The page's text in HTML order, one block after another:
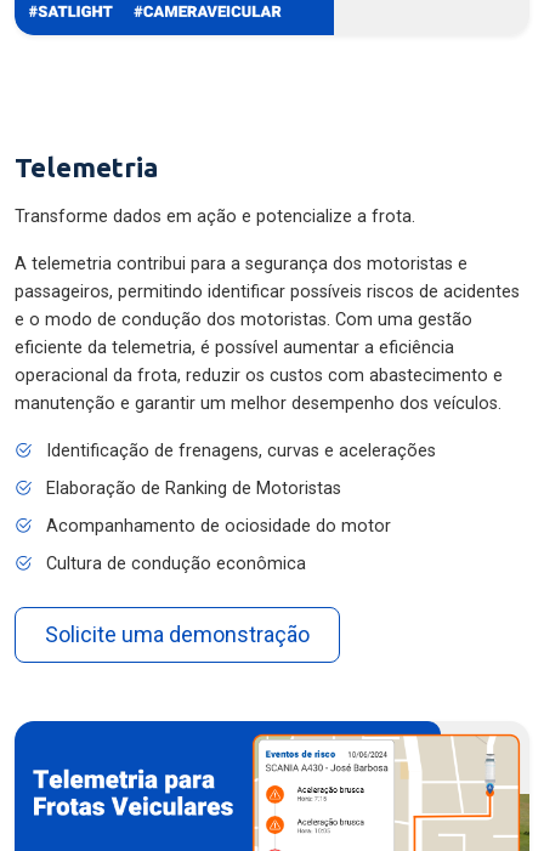
Telemetria
Transforme dados em ação e potencialize a frota.
A telemetria contribui para a segurança dos motoristas e
passageiros, permitindo identificar possíveis riscos de acidentes
e o modo de condução dos motoristas. Com uma gestão
eficiente da telemetria, é possível aumentar a eficiência
operacional da frota, reduzir os custos com abastecimento e
manutenção e garantir um melhor desempenho dos veículos.
Identificação de frenagens, curvas e acelerações
Elaboração de Ranking de Motoristas
Acompanhamento de ociosidade do motor
Cultura de condução econômica
Solicite uma demonstração